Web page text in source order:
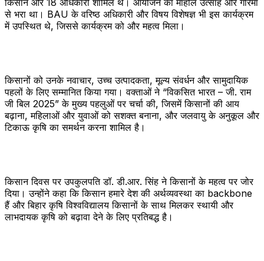
से भरा था। BAU के वरिष्ठ अधिकारी और विषय विशेषज्ञ भी इस कार्यक्रम
में उपस्थित थे, जिससे कार्यक्रम को और महत्व मिला।
किसानों को उनके नवाचार, उच्च उत्पादकता, मूल्य संवर्धन और सामुदायिक
पहलों के लिए सम्मानित किया गया। वक्ताओं ने “विकसित भारत – जी. राम
जी बिल 2025” के मुख्य पहलुओं पर चर्चा की, जिसमें किसानों की आय
बढ़ाना, महिलाओं और युवाओं को सशक्त बनाना, और जलवायु के अनुकूल और
टिकाऊ कृषि का समर्थन करना शामिल है।
किसान दिवस पर उपकुलपति डॉ. डी.आर. सिंह ने किसानों के महत्व पर जोर
दिया। उन्होंने कहा कि किसान हमारे देश की अर्थव्यवस्था का backbone
हैं और बिहार कृषि विश्वविद्यालय किसानों के साथ मिलकर स्थायी और
लाभदायक कृषि को बढ़ावा देने के लिए प्रतिबद्ध है।